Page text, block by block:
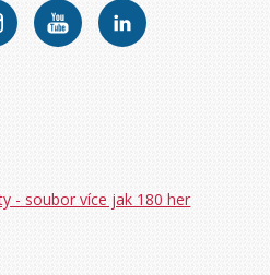
- soubor více jak 180 her